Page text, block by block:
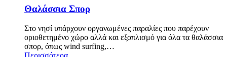
Θαλάσσια Σπορ
Στο νησί υπάρχουν οργανωμένες παραλίες που παρέχουν
οριοθετημένο χώρο αλλά και εξοπλισμό για όλα τα θαλάσσια
σπορ, όπως wind surfing,…
Περισσότερα